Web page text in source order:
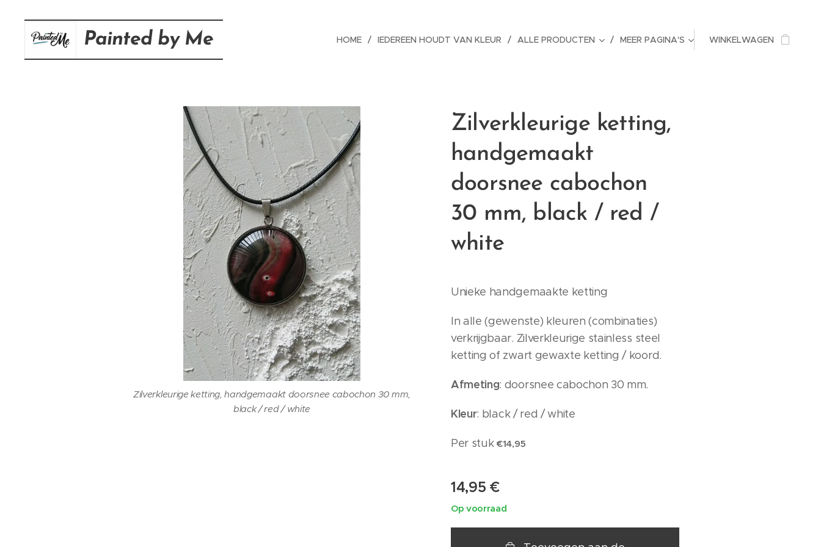
Painted byMe HOME IEDEREEN HOUDT VAN KLEUR ALLE PRODUCTEN MEER PAGINA'S WINKELWAGEN
Zilverkleurige ketting,
handgemaakt
doorsnee cabochon
30 mm, black / red /
white
Zilverkleurige ketting, handgemaakt doorsnee cabochon 30 mm,
black / red / white
Unieke handgemaakte ketting
In alle (gewenste) kleuren (combinaties)
verkrijgbaar. Zilverkleurige stainless steel
ketting of zwart gewaxte ketting / koord.
Afmeting: doorsnee cabochon 30 mm.
Kleur: black / red / white
Per stuk€14,95
14,95 €
Op voorraad